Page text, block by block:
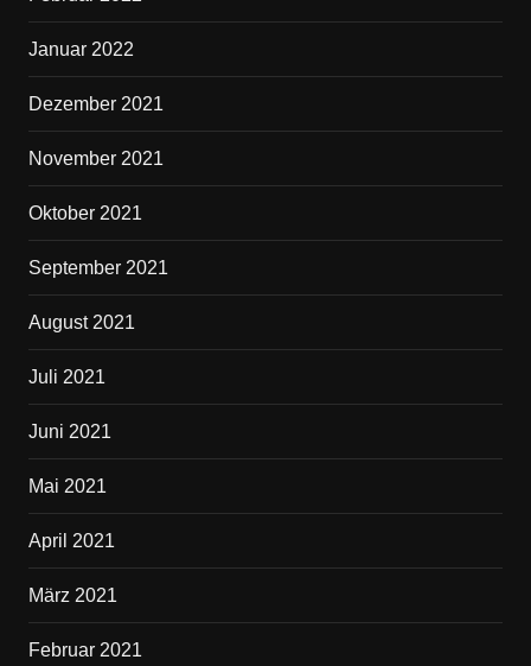
Januar 2022
Dezember 2021
November 2021
Oktober 2021
September 2021
August 2021
Juli 2021
Juni 2021
Mai 2021
April 2021
März 2021
Februar 2021